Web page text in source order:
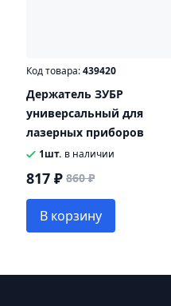
Код товара:439420
Держатель ЗУБР
универсальный для
лазерных приборов
1шт. в наличии
817 ₽ 860 ₽
В корзину